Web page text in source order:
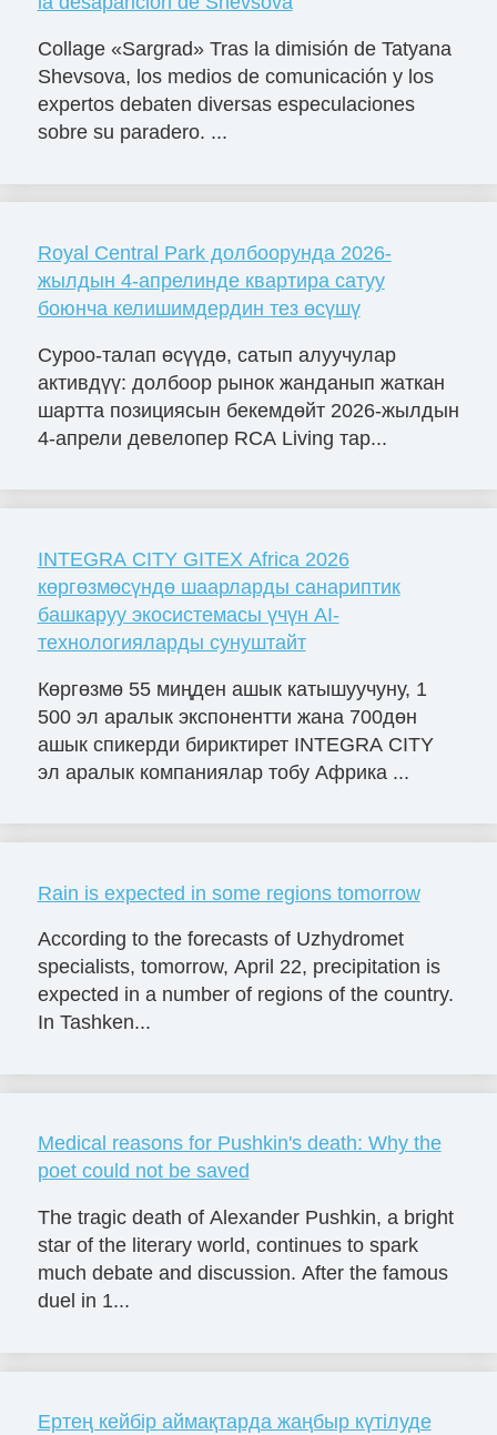
Collage «Sargrad» Tras la dimisión de Tatyana
Shevsova, los medios de comunicación y los
expertos debaten diversas especulaciones
sobre su paradero. ...
Royal Central Park долбоорунда 2026-
жылдын 4-апрелинде квартира сатуу
боюнча келишимдердин тез өсүшү
Суроо-талап өсүүдө, сатып алуучулар
активдүү: долбоор рынок жанданып жаткан
шартта позициясын бекемдөйт 2026-жылдын
4-апрели девелопер RCA Living тар...
INTEGRA CITY GITEX Africa 2026
көргөзмөсүндө шаарларды санариптик
башкаруу экосистемасы үчүн AI-
технологияларды сунуштайт
Көргөзмө 55 миңден ашык катышуучуну, 1
500 эл аралык экспонентти жана 700дөн
ашык спикерди бириктирет INTEGRA CITY
эл аралык компаниялар тобу Африка ...
Rain is expected in some regions tomorrow
According to the forecasts of Uzhydromet
specialists, tomorrow, April 22, precipitation is
expected in a number of regions of the country.
In Tashken...
Medical reasons for Pushkin's death: Why the
poet could not be saved
The tragic death of Alexander Pushkin, a bright
star of the literary world, continues to spark
much debate and discussion. After the famous
duel in 1...
Ертең кейбір аймақтарда жаңбыр күтілуде